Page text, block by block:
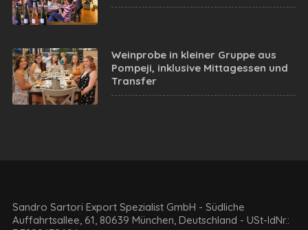
Weinprobe in kleiner Gruppe aus
Pompeji, inklusive Mittagessen und
Transfer
Sandro Sartori Export Spezialist GmbH - Südliche
Auffahrtsallee, 61, 80639 München, Deutschland - USt-IdNr.: